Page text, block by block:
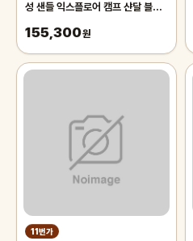
성 샌들 익스플로어 캠프 샨달 블랙
155,300원
11번가